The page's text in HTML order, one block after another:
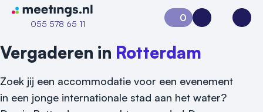
Naar home van Meetings
055 578 65 11
0
Aanvraag 0Inloggen
Vergaderen in Rotterdam
Zoek jij een accommodatie voor een evenement
in een jonge internationale stad aan het water?